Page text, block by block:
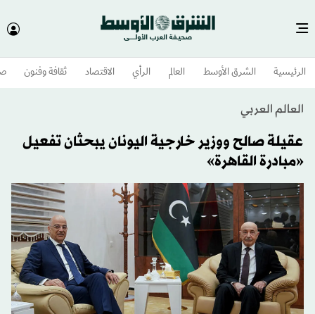
الرئيسية الشرق الأوسط​ العالم الرأي الاقتصاد ثقافة وفنون
العالم العربي
عقيلة صالح ووزير خارجية اليونان يبحثان تفعيل
«مبادرة القاهرة»